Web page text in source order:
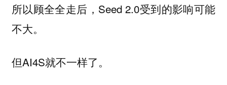
所以顾全全走后，Seed 2.0受到的影响可能
不大。
但AI4S就不一样了。